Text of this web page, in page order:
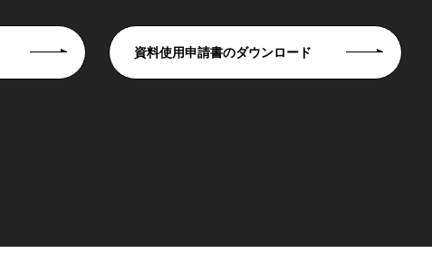
資料使用申請書のダウンロード